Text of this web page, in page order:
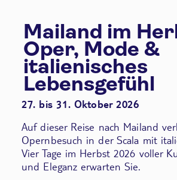
Mailand im
Oper, Mode &
italienisches
Lebensgefühl
27. bis 31. Oktober 2026
Auf dieser Reise nach Mailand
Opernbesuch in der Scala mit
Vier Tage im Herbst 2026 voller
und Eleganz erwarten Sie.